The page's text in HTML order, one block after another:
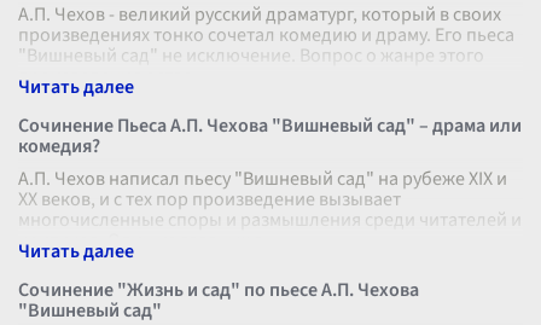
А.П. Чехов - великий русский драматург, который в своих
произведениях тонко сочетал комедию и драму. Его пьеса
"Вишневый сад" не исключение. Вопрос о жанре этого
произведения остае
Сочинение Пьеса А.П. Чехова "Вишневый сад" – драма или
комедия?
А.П. Чехов написал пьесу "Вишневый сад" на рубеже XIX и
XX веков, и с тех пор произведение вызывает
многочисленные споры и размышления среди читателей и
критиков. Один из главных в
Сочинение "Жизнь и сад" по пьесе А.П. Чехова
"Вишневый сад"